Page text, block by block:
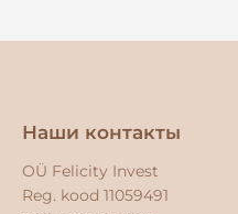
Наши контакты
OÜ Felicity Invest
Reg. kood 11059491